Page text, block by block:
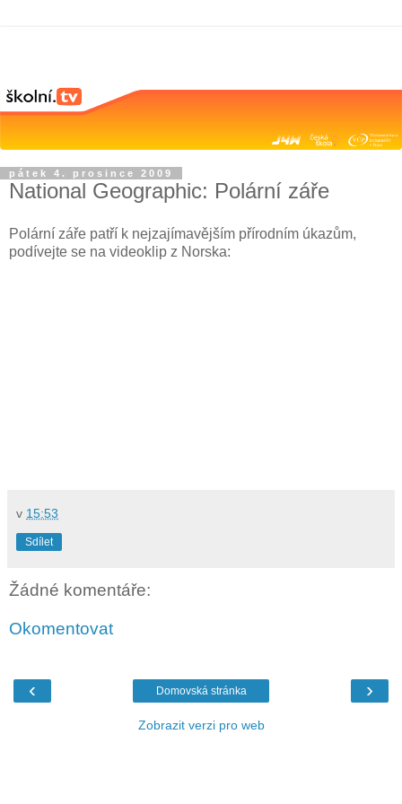
pátek 4. prosince 2009
National Geographic: Polární záře
Polární záře patří k nejzajímavějším přírodním úkazům,
podívejte se na videoklip z Norska:
v 15:53
Sdílet
Žádné komentáře:
Okomentovat
‹ ›
Domovská stránka
Zobrazit verzi pro web